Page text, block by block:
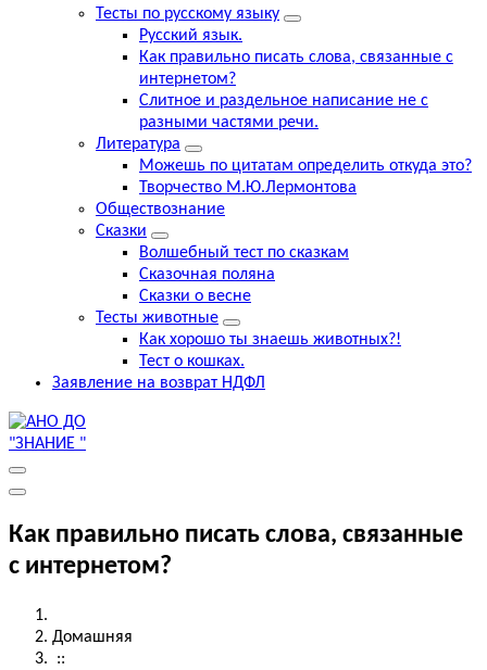
Тесты по русскому языку
Русский язык.
Как правильно писать слова, связанные с
интернетом?
Слитное и раздельное написание не с
разными частями речи.
Литература
Можешь по цитатам определить откуда это?
Творчество М.Ю.Лермонтова
Обществознание
Сказки
Волшебный тест по сказкам
Сказочная поляна
Сказки о весне
Тесты животные
Как хорошо ты знаешь животных?!
Тест о кошках.
Заявление на возврат НДФЛ
Как правильно писать слова, связанные
с интернетом?
Домашняя
::